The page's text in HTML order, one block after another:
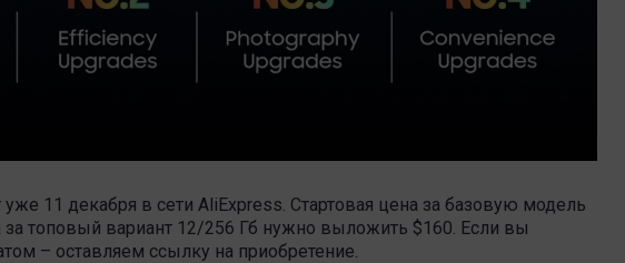
11 декабря в сети AliExpress. Стартовая цена за базовую модель
за топовый вариант 12/256 Гб нужно выложить $160. Если вы
– оставляем ссылку на приобретение.